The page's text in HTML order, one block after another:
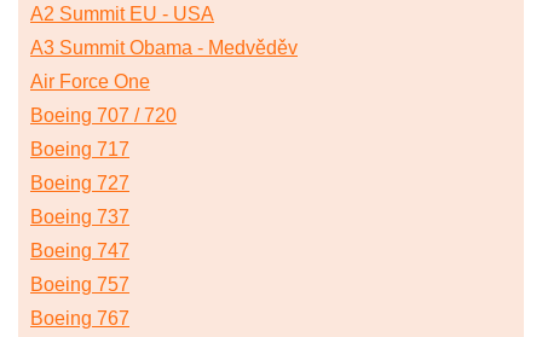
A2 Summit EU - USA
A3 Summit Obama - Medvěděv
Air Force One
Boeing 707 / 720
Boeing 717
Boeing 727
Boeing 737
Boeing 747
Boeing 757
Boeing 767